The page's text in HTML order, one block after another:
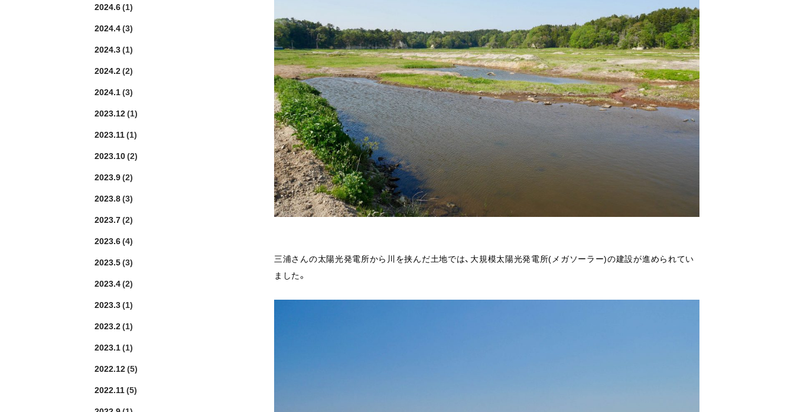
三浦さんの太陽光発電所から川を挟んだ土地では、大規模太陽光発電所(メガソーラー)の建設が進められてい
ました。
2024.6(1)
2024.4(3)
2024.3(1)
2024.2(2)
2024.1(3)
2023.12(1)
2023.11(1)
2023.10(2)
2023.9(2)
2023.8(3)
2023.7(2)
2023.6(4)
2023.5(3)
2023.4(2)
2023.3(1)
2023.2(1)
2023.1(1)
2022.12(5)
2022.11(5)